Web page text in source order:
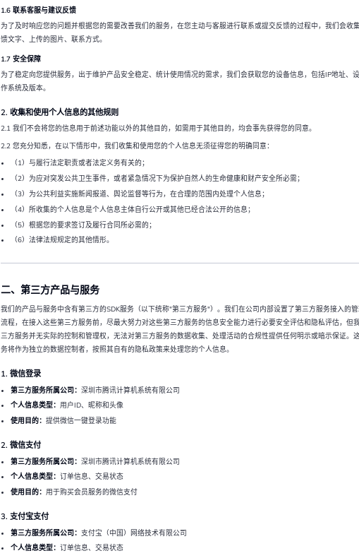
1.6 联系客服与建议反馈
为了及时响应您的问题并根据您的需要改善我们的服务，在您主动与客服进行联系或提交反馈的过程中，我们会收
馈文字、上传的图片、联系方式。
1.7 安全保障
为了稳定向您提供服务，出于维护产品安全稳定、统计使用情况的需求，我们会获取您的设备信息，包括IP地址、
作系统及版本。
2. 收集和使用个人信息的其他规则
2.1 我们不会将您的信息用于前述功能以外的其他目的，如需用于其他目的，均会事先获得您的同意。
2.2 您充分知悉，在以下情形中，我们收集和使用您的个人信息无须征得您的明确同意：
（1）与履行法定职责或者法定义务有关的；
（2）为应对突发公共卫生事件，或者紧急情况下为保护自然人的生命健康和财产安全所必需；
（3）为公共利益实施新闻报道、舆论监督等行为，在合理的范围内处理个人信息；
（4）所收集的个人信息是个人信息主体自行公开或其他已经合法公开的信息；
（5）根据您的要求签订及履行合同所必需的；
（6）法律法规规定的其他情形。
二、第三方产品与服务
我们的产品与服务中含有第三方的SDK服务（以下统称"第三方服务"）。我们在公司内部设置了第三方服务接入的
流程，在接入这些第三方服务前，尽最大努力对这些第三方服务的信息安全能力进行必要安全评估和隐私评估，但
三方服务并无实际的控制和管理权，无法对第三方服务的数据收集、处理活动的合规性提供任何明示或暗示保证。
务将作为独立的数据控制者，按照其自有的隐私政策来处理您的个人信息。
1. 微信登录
第三方服务所属公司： 深圳市腾讯计算机系统有限公司
个人信息类型： 用户ID、昵称和头像
使用目的： 提供微信一键登录功能
2. 微信支付
第三方服务所属公司： 深圳市腾讯计算机系统有限公司
个人信息类型： 订单信息、交易状态
使用目的： 用于购买会员服务的微信支付
3. 支付宝支付
第三方服务所属公司： 支付宝（中国）网络技术有限公司
个人信息类型： 订单信息、交易状态